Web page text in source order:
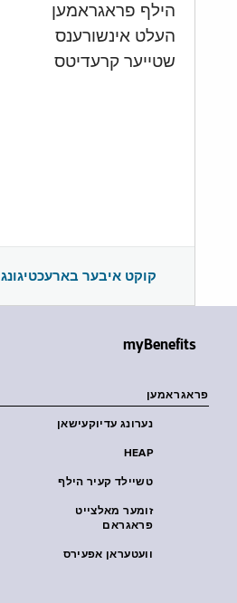
הילף פראגראמען
העלט אינשורענס
שטייער קרעדיטס
קוקט איבער בארעכטיגונג
myBenefits
פראגראמען
נערונג עדיוקעישאן
HEAP
טשיילד קעיר הילף
זומער מאלצייט
פראגראם
וועטעראן אפעירס